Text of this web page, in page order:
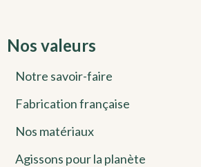
Nos valeurs
Notre savoir-faire
Fabrication française
Nos matériaux
Agissons pour la planète